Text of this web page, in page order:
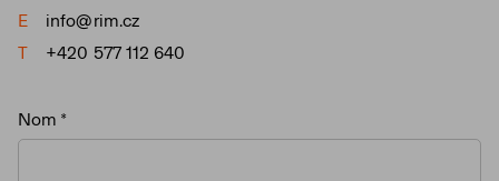
E
info@rim.cz
T
+420 577 112 640
Nom